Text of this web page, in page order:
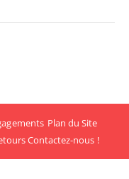
Plan du Site
Contactez-nous !